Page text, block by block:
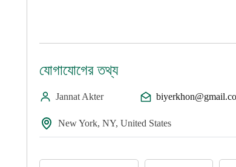
যোগাযোগের তথ্য
Jannat Akter
New York, NY, United States